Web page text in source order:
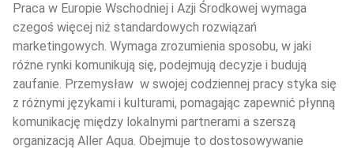
Praca w Europie Wschodniej i Azji Środkowej wymaga
czegoś więcej niż standardowych rozwiązań
marketingowych. Wymaga zrozumienia sposobu, w jaki
różne rynki komunikują się, podejmują decyzje i budują
zaufanie. Przemysław  w swojej codziennej pracy styka się
z różnymi językami i kulturami, pomagając zapewnić płynną
komunikację między lokalnymi partnerami a szerszą
organizacją Aller Aqua. Obejmuje to dostosowywanie